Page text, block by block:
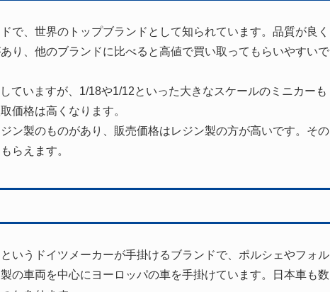
で、世界のトップブランドとして知られています。品質が良く
り、他のブランドに比べると高値で買い取ってもらいやすいで
ていますが、1/18や1/12といった大きなスケールのミニカーも
価格は高くなります。
ン製のものがあり、販売価格はレジン製の方が高いです。その
らえます。
いうドイツメーカーが手掛けるブランドで、ポルシェやフォル
の車両を中心にヨーロッパの車を手掛けています。日本車も数